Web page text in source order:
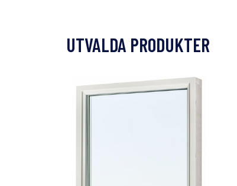
UTVALDA PRODUKTER